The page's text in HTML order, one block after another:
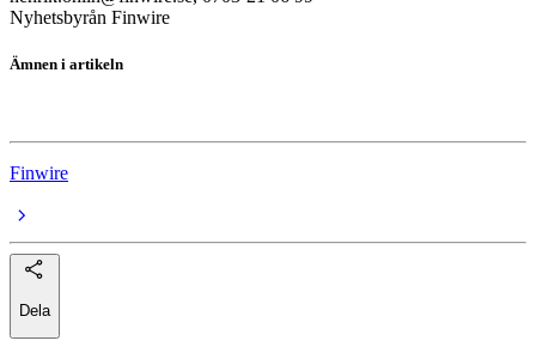
Nyhetsbyrån Finwire
Ämnen i artikeln
Finwire
Dela